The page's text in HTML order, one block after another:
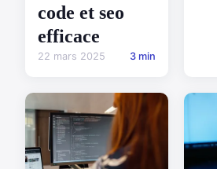
code et seo
efficace
22 mars 2025 3 min